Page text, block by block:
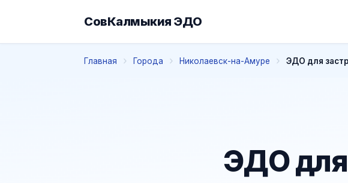
СовКалмыкия ЭДО
Главная Города Николаевск-на-Амуре ЭДО для
ЭДО для